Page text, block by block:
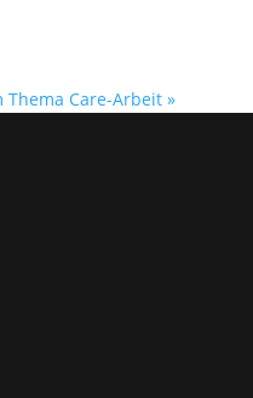
Thema Care-Arbeit »